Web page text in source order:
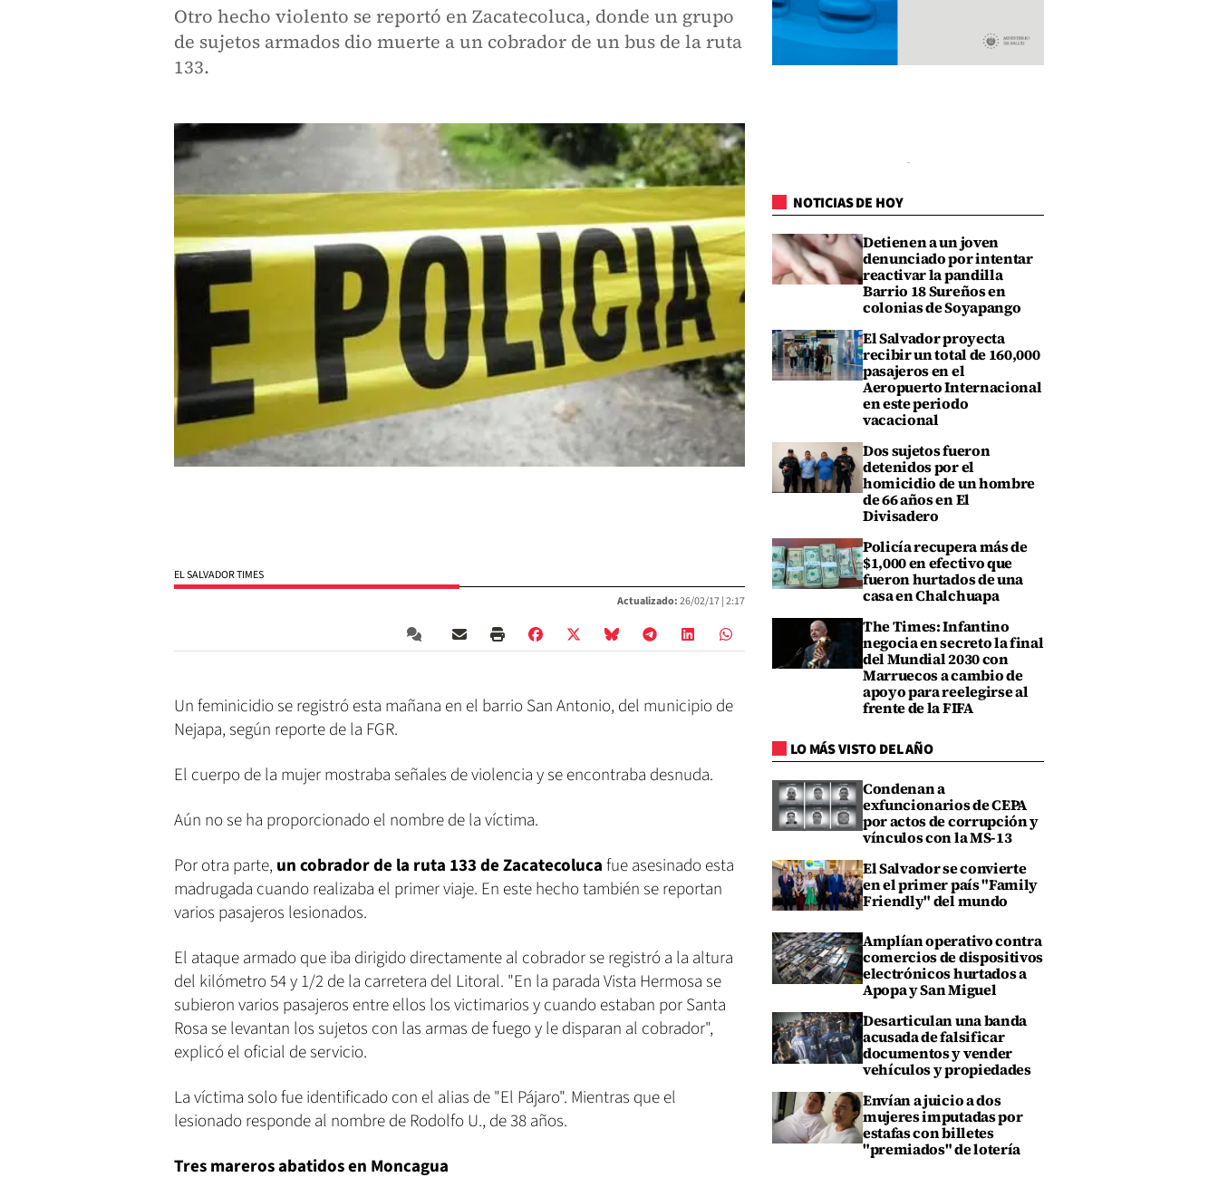
Otro hecho violento se reportó en Zacatecoluca, donde un grupo
de sujetos armados dio muerte a un cobrador de un bus de la ruta
133.
EL SALVADOR TIMES
Actualizado:26/02/17 |2:17
Un feminicidio se registró esta mañana en el barrio San Antonio, del municipio de
Nejapa, según reporte de la FGR.
El cuerpo de la mujer mostraba señales de violencia y se encontraba desnuda.
Aún no se ha proporcionado el nombre de la víctima.
Por otra parte, un cobrador de la ruta 133 de Zacatecolucafue asesinado esta
madrugada cuando realizaba el primer viaje. En este hecho también se reportan
varios pasajeros lesionados.
El ataque armado que iba dirigido directamente al cobrador se registró a la altura
del kilómetro 54 y 1/2 de la carretera del Litoral. "En la parada Vista Hermosa se
subieron varios pasajeros entre ellos los victimarios y cuando estaban por Santa
Rosa se levantan los sujetos con las armas de fuego y le disparan al cobrador",
explicó el oficial de servicio.
La víctima solo fue identificado con el alias de "El Pájaro". Mientras que el
lesionado responde al nombre de Rodolfo U., de 38 años.
Tres mareros abatidos en Moncagua
NOTICIAS DE HOY
Detienen a un joven
denunciado por intentar
reactivar la pandilla
Barrio 18 Sureños en
colonias de Soyapango
El Salvador proyecta
recibir un total de 160,000
pasajeros en el
Aeropuerto Internacional
en este periodo
vacacional
Dos sujetos fueron
detenidos por el
homicidio de un hombre
de 66 años en El
Divisadero
Policía recupera más de
$1,000 en efectivo que
fueron hurtados de una
casa en Chalchuapa
The Times: Infantino
negocia en secreto la final
del Mundial 2030 con
Marruecos a cambio de
apoyo para reelegirse al
frente de la FIFA
LO MÁS VISTO DEL AÑO
Condenan a
exfuncionarios de CEPA
por actos de corrupción y
vínculos con la MS-13
El Salvador se convierte
en el primer país "Family
Friendly" del mundo
Amplían operativo contra
comercios de dispositivos
electrónicos hurtados a
Apopa y San Miguel
Desarticulan una banda
acusada de falsificar
documentos y vender
vehículos y propiedades
Envían a juicio a dos
mujeres imputadas por
estafas con billetes
"premiados" de lotería